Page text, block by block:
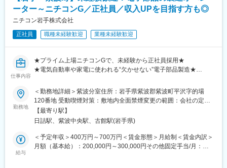
＜勤務形態2＞3班3直の場合
◇2直 16：35～1：05（所定労働時間7時間40分、休憩0時50
■働きかた
122日となります。
■福利厚生
通勤手当・家族手当・住宅手当・個室独身寮・資格補助制度あ
■世界のニチコン：
ーター～ニチコンG／正社員／収入UPを目指す方も◎
ニチコン岩手株式会社
正社員 職種未経験歓迎 業種未経験歓迎
仕事内容
★プライム上場ニチコンGで、未経験から正社員採用★
★電気自動車や家電に使われる“欠かせない”電子部品製造★
★岩手で安定したモノづくりのキャリアを築ける★
■職務内容：
アルミ電解コンデンサの製造を担っていただきます。生産自動機
（自動組立機、自動検査機等）オペレートし生産するものとなり
ます。
勤務地
＜勤務地詳細＞紫波分室住所：岩手県紫波郡紫波町平沢字的場
120番地 受動喫煙対策：敷地内全面禁煙変更の範囲：会社の定め
る事業所
【最寄り駅】
日詰駅、紫波中央駅、古館駅(岩手県)
給与
＜予定年収＞400万円～700万円＜賃金形態＞月給制＜賃金内訳＞
月額（基本給）：200,000円～300,000円その他固定手当/月：